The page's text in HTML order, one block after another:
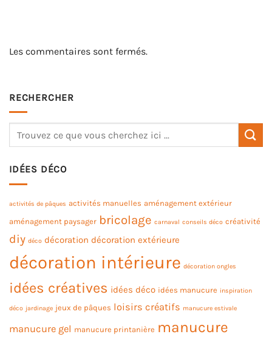
Les commentaires sont fermés.
RECHERCHER
IDÉES DÉCO
activités de pâques activités manuelles aménagement extérieur
aménagement paysager bricolage carnaval conseils déco créativité
diy déco décoration décoration extérieure
décoration intérieure décoration ongles
idées créatives idées déco idées manucure inspiration
déco jardinage jeux de pâques loisirs créatifs manucure estivale
manucure gel manucure printanière manucure